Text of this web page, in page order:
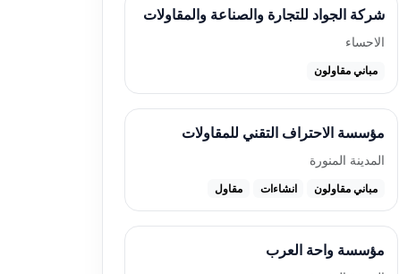
شركة الجواد للتجارة والصناعة والمقاولات
الاحساء
مباني مقاولون
مؤسسة الاحتراف التقني للمقاولات
المدينة المنورة
مباني مقاولون انشاءات مقاول
مؤسسة واحة العرب